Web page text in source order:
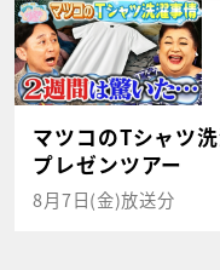
マツコのTシャツ
プレゼンツアー
8月7日(金)放送分